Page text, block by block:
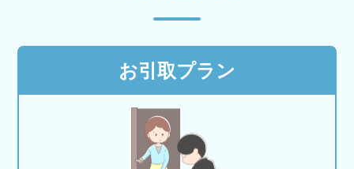
お引取プラン